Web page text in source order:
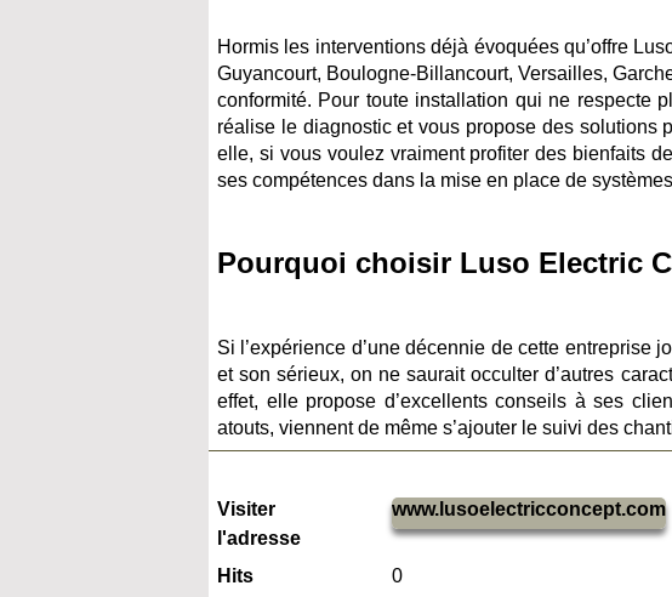
Hormis les interventions déjà évoquées qu’offre
Guyancourt, Boulogne-Billancourt, Versailles,
conformité. Pour toute installation qui ne respecte
réalise le diagnostic et vous propose des solutions
elle, si vous voulez vraiment profiter des bienfaits
ses compétences dans la mise en place de
Pourquoi choisir Luso Electric
Si l’expérience d’une décennie de cette entreprise
et son sérieux, on ne saurait occulter d’autres
effet, elle propose d’excellents conseils à ses
atouts, viennent de même s’ajouter le suivi des
Visiter
l'adresse
www.lusoelectricconcept.com
Hits
0